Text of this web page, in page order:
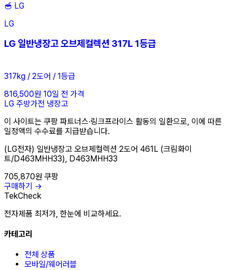
🥣 LG
LG
LG 일반냉장고 오브제컬렉션 317L 1등급
317kg / 2도어 / 1등급
816,500원 10일 전 가격
LG 주방가전 냉장고
이 사이트는 쿠팡 파트너스·링크프라이스 활동의 일환으로, 이에 따른
일정액의 수수료를 지급받습니다.
(LG전자) 일반냉장고 오브제컬렉션 2도어 461L (크림화이
트/D463MHH33), D463MHH33
705,870원 쿠팡
구매하기 →
TekCheck
전자제품 최저가, 한눈에 비교하세요.
카테고리
전체 상품
모바일/웨어러블